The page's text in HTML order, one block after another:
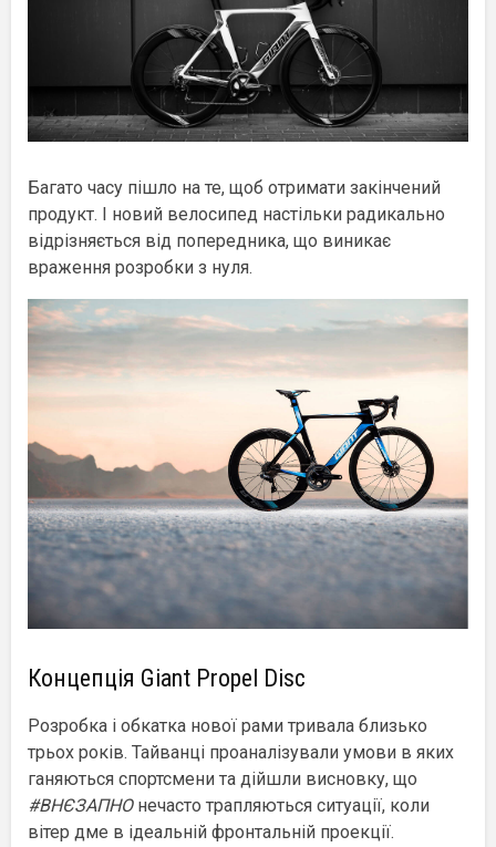
Багато часу пішло на те, щоб отримати закінчений
продукт. І новий велосипед настільки радикально
відрізняється від попередника, що виникає
враження розробки з нуля.
Концепція Giant Propel Disc
Розробка і обкатка нової рами тривала близько
трьох років. Тайванці проаналізували умови в яких
ганяються спортсмени та дійшли висновку, що
#ВНЄЗАПНОнечасто трапляються ситуації, коли
вітер дме в ідеальній фронтальній проекції.